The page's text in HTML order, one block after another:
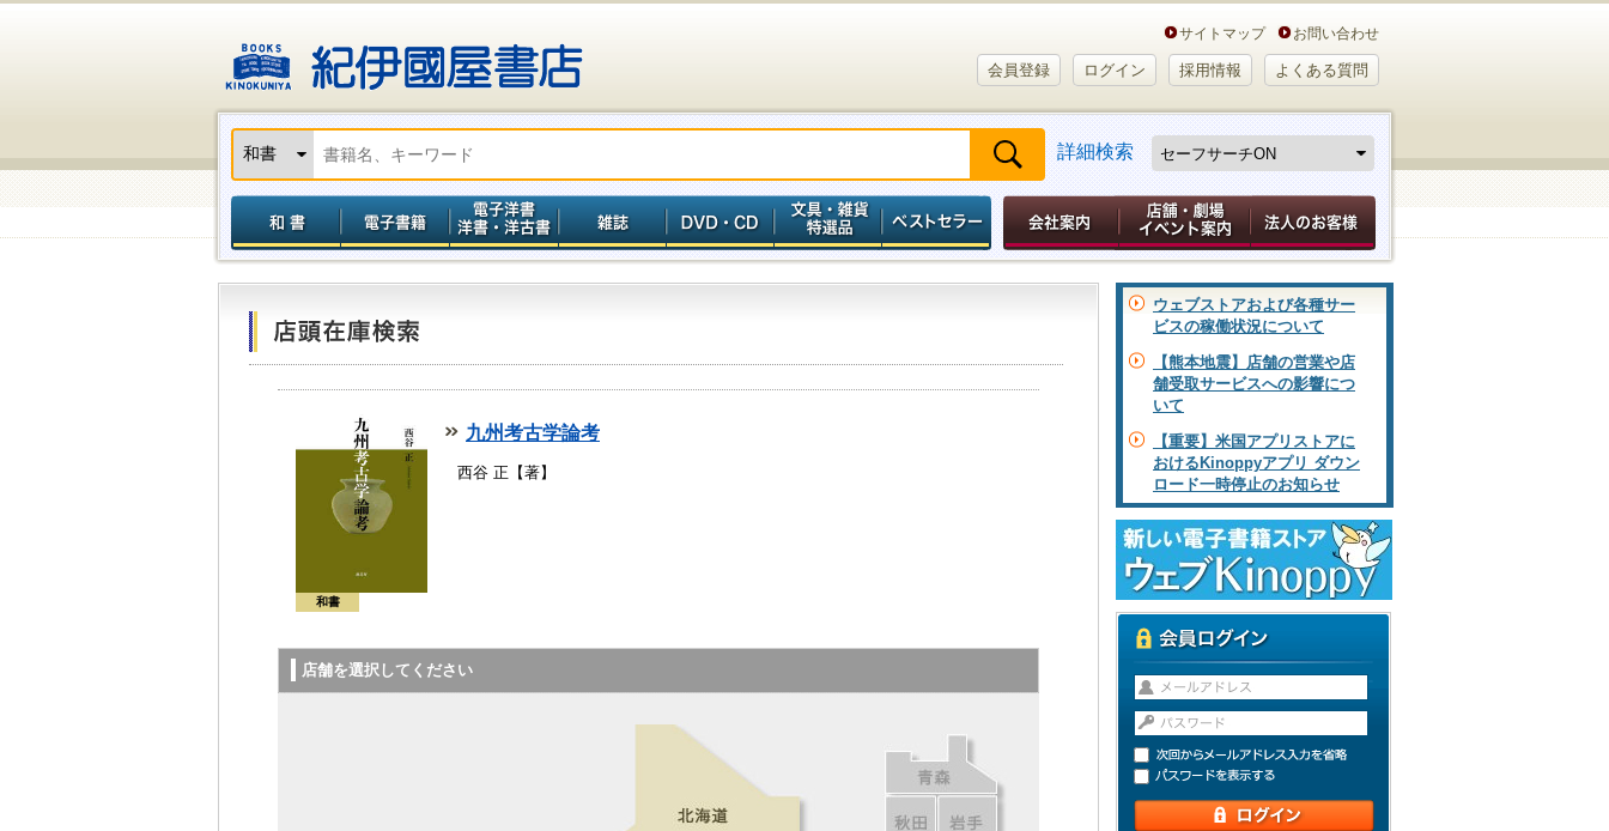
サイトマップ お問い合わせ
会員登録 ログイン 採用情報 よくある質問
詳細検索
和書
九州考古学論考
西谷 正【著】
店舗を選択してください
ウェブストアおよび各種サー
ビスの稼働状況について
【熊本地震】店舗の営業や店
舗受取サービスへの影響につ
いて
【重要】米国アプリストアに
おけるKinoppyアプリ ダウン
ロード一時停止のお知らせ